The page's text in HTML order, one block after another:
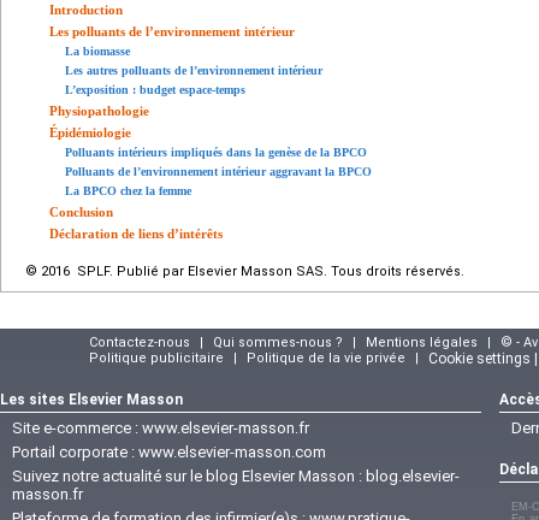
Introduction
Les polluants de l’environnement intérieur
La biomasse
Les autres polluants de l’environnement intérieur
L’exposition : budget espace-temps
Physiopathologie
Épidémiologie
Polluants intérieurs impliqués dans la genèse de la BPCO
Polluants de l’environnement intérieur aggravant la BPCO
La BPCO chez la femme
Conclusion
Déclaration de liens d’intérêts
© 2016 SPLF. Publié par Elsevier Masson SAS. Tous droits réservés.
Contactez-nous | Qui sommes-nous ? | Mentions légales |
© -
Politique publicitaire
| Politique de la vie privée | Cookie settings
Les sites Elsevier Masson
Site e-commerce : www.elsevier-masson.fr
Portail corporate : www.elsevier-masson.com
Suivez notre actualité sur le blog Elsevier Masson : blog.elsevier-
masson.fr
EM-